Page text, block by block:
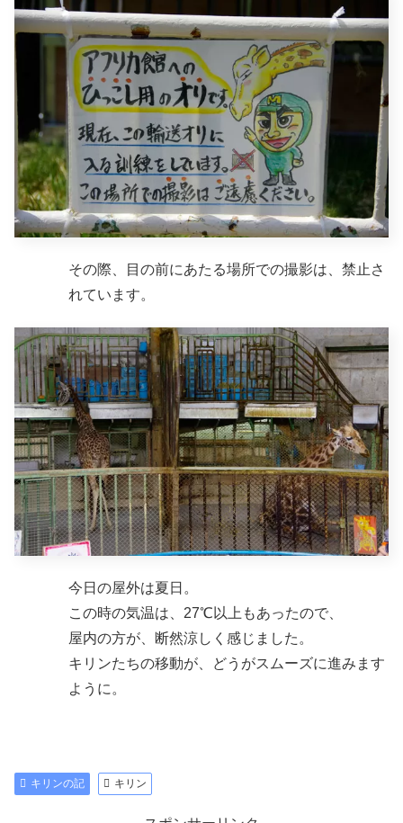
その際、目の前にあたる場所での撮影は、禁止さ
れています。
今日の屋外は夏日。
この時の気温は、27℃以上もあったので、
屋内の方が、断然涼しく感じました。
キリンたちの移動が、どうがスムーズに進みます
ように。
キリンの記 キリン